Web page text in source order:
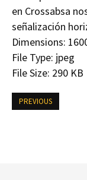
en Crossabsa
señalización
Dimensions:
File Type: jpeg
File Size: 290 KB
PREVIOUS